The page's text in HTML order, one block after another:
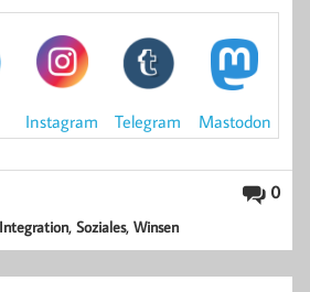
Instagram Telegram Mastodon
0
,Soziales,Winsen